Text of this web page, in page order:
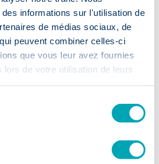
informations sur l'utilisation de
de médias sociaux, de
peuvent combiner celles-ci
que vous leur avez fournies
lors de votre utilisation de leurs